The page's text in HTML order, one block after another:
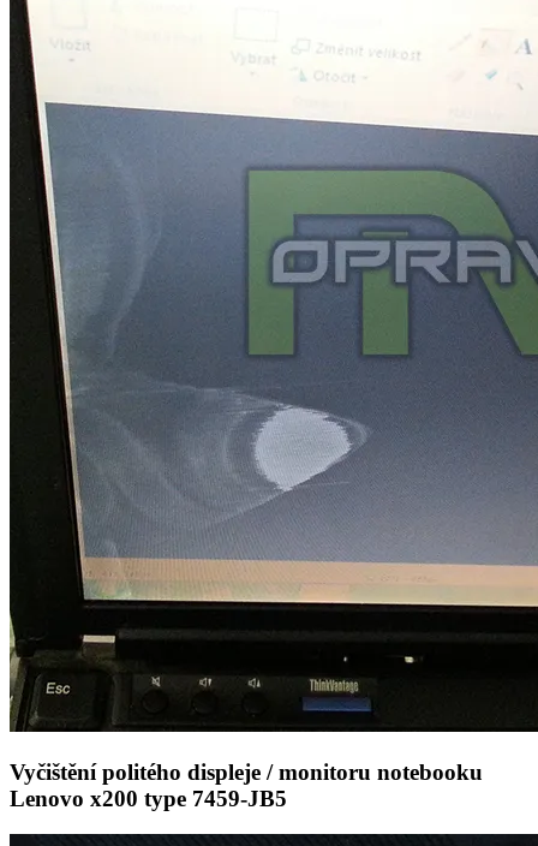
Vyčištění politého displeje / monitoru notebooku
Lenovo x200 type 7459-JB5